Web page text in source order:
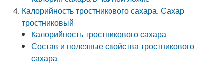
Калорийность тростникового сахара. Сахар
тростниковый
Калорийность тростникового сахара
Состав и полезные свойства тростникового
сахара